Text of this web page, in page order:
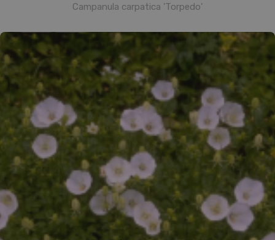
Campanula carpatica 'Torpedo'